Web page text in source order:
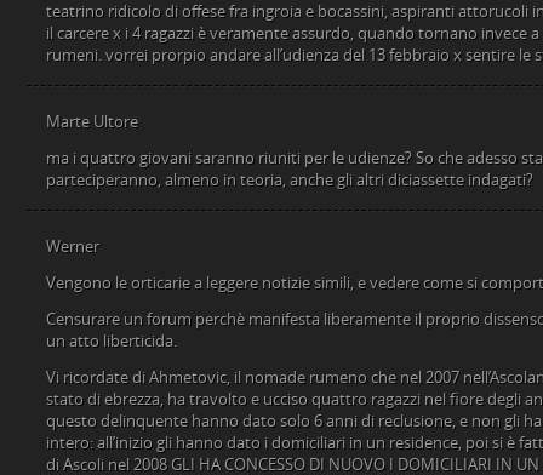
teatrino ridicolo di offese fra ingroia e bocassini, aspiranti attorucoli
il carcere x i 4 ragazzi è veramente assurdo, quando tornano invece
rumeni. vorrei prorpio andare all’udienza del 13 febbraio x sentire le
Marte Ultore
ma i quattro giovani saranno riuniti per le udienze? So che adesso
parteciperanno, almeno in teoria, anche gli altri diciassette indagati?
Werner
Vengono le orticarie a leggere notizie simili, e vedere come si
Censurare un forum perchè manifesta liberamente il proprio
un atto liberticida.
Vi ricordate di Ahmetovic, il nomade rumeno che nel 2007
stato di ebrezza, ha travolto e ucciso quattro ragazzi nel fiore degli
questo delinquente hanno dato solo 6 anni di reclusione, e non gli
intero: all’inizio gli hanno dato i domiciliari in un residence, poi si è
di Ascoli nel 2008 GLI HA CONCESSO DI NUOVO I DOMICILIARI IN